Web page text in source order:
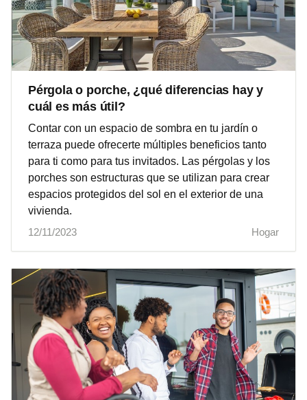
Pérgola o porche, ¿qué diferencias hay y
cuál es más útil?
Contar con un espacio de sombra en tu jardín o
terraza puede ofrecerte múltiples beneficios tanto
para ti como para tus invitados. Las pérgolas y los
porches son estructuras que se utilizan para crear
espacios protegidos del sol en el exterior de una
vivienda.
12/11/2023
Hogar